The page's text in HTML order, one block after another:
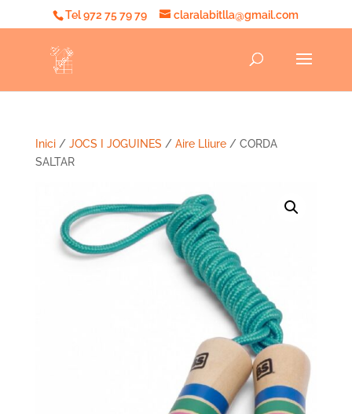
Tel 972 75 79 79 claralabitlla@gmail.com
Inici/ JOCS I JOGUINES / Aire Lliure/ CORDA
SALTAR